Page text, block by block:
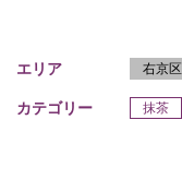
エリア 右京区
カテゴリー 抹茶